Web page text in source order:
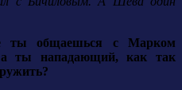
ты общаешься с Марком
ты нападающий, как так